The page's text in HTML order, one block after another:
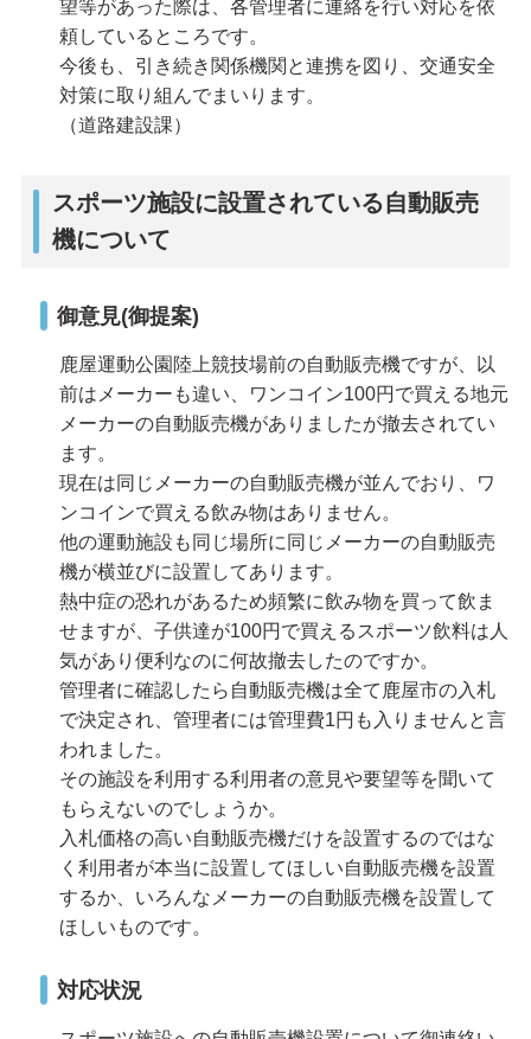
望等があった際は、各管理者に連絡を行い対応を依
頼しているところです。
今後も、引き続き関係機関と連携を図り、交通安全
対策に取り組んでまいります。
（道路建設課）
スポーツ施設に設置されている自動販売
機について
御意見(御提案)
鹿屋運動公園陸上競技場前の自動販売機ですが、以
前はメーカーも違い、ワンコイン100円で買える地元
メーカーの自動販売機がありましたが撤去されてい
ます。
現在は同じメーカーの自動販売機が並んでおり、ワ
ンコインで買える飲み物はありません。
他の運動施設も同じ場所に同じメーカーの自動販売
機が横並びに設置してあります。
熱中症の恐れがあるため頻繁に飲み物を買って飲ま
せますが、子供達が100円で買えるスポーツ飲料は人
気があり便利なのに何故撤去したのですか。
管理者に確認したら自動販売機は全て鹿屋市の入札
で決定され、管理者には管理費1円も入りませんと言
われました。
その施設を利用する利用者の意見や要望等を聞いて
もらえないのでしょうか。
入札価格の高い自動販売機だけを設置するのではな
く利用者が本当に設置してほしい自動販売機を設置
するか、いろんなメーカーの自動販売機を設置して
ほしいものです。
対応状況